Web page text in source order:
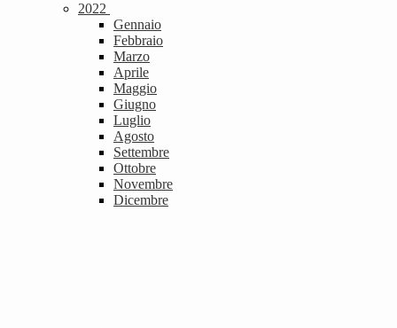
2022
Gennaio
Febbraio
Marzo
Aprile
Maggio
Giugno
Luglio
Agosto
Settembre
Ottobre
Novembre
Dicembre